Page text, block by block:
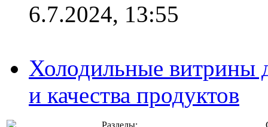
6.7.2024, 13:55
Холодильные витрины
и качества продуктов
Разделы: